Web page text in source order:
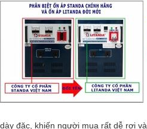
dày đặc, khiến người mua rất dễ rơi